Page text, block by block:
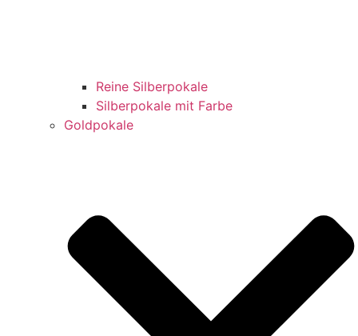
Reine Silberpokale
Silberpokale mit Farbe
Goldpokale